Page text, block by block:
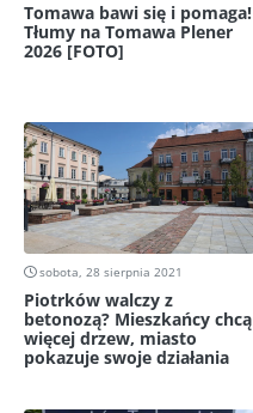
Tomawa bawi się i pomaga!
Tłumy na Tomawa Plener
2026 [FOTO]
sobota, 28 sierpnia 2021
Piotrków walczy z
betonozą? Mieszkańcy chcą
więcej drzew, miasto
pokazuje swoje działania